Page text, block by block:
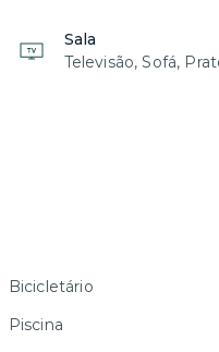
Sala
Televisão, Sofá,
Bicicletário
Piscina